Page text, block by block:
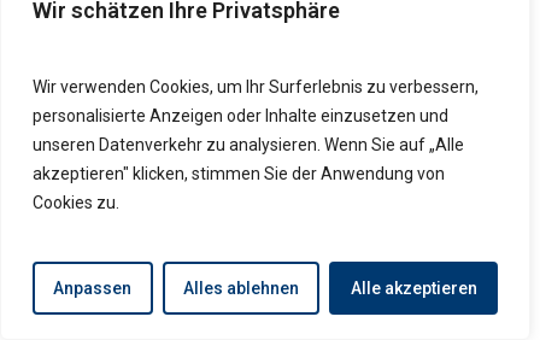
Wir schätzen Ihre Privatsphäre
Wir verwenden Cookies, um Ihr Surferlebnis zu verbessern,
personalisierte Anzeigen oder Inhalte einzusetzen und
unseren Datenverkehr zu analysieren. Wenn Sie auf „Alle
akzeptieren" klicken, stimmen Sie der Anwendung von
Cookies zu.
Anpassen Alles ablehnen Alle akzeptieren